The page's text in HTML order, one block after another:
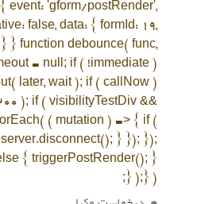
event: 'gform/postRender',
false, data: { formId: 19,
} function debounce( func,
= null; if ( !immediate )
later, wait ); if ( callNow )
); if ( visibilityTestDiv &&
( mutation ) => { if (
} }); });
{ triggerPostRender(); }
} );} );